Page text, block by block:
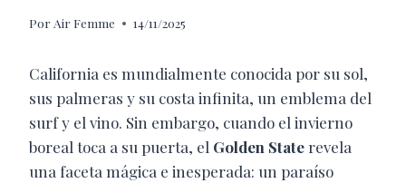
Por Air Femme 14/11/2025
California es mundialmente conocida por su sol,
sus palmeras y su costa infinita, un emblema del
surf y el vino. Sin embargo, cuando el invierno
boreal toca a su puerta, el Golden State revela
una faceta mágica e inesperada: un paraíso